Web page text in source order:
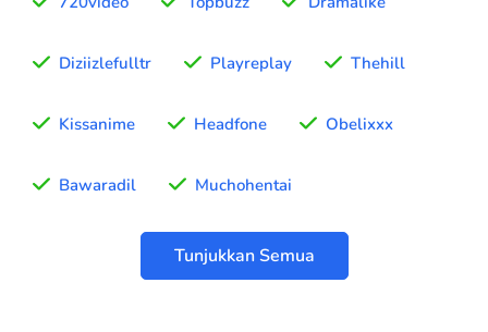
Diziizlefulltr Playreplay Thehill
Kissanime Headfone Obelixxx
Bawaradil Muchohentai
Tunjukkan Semua